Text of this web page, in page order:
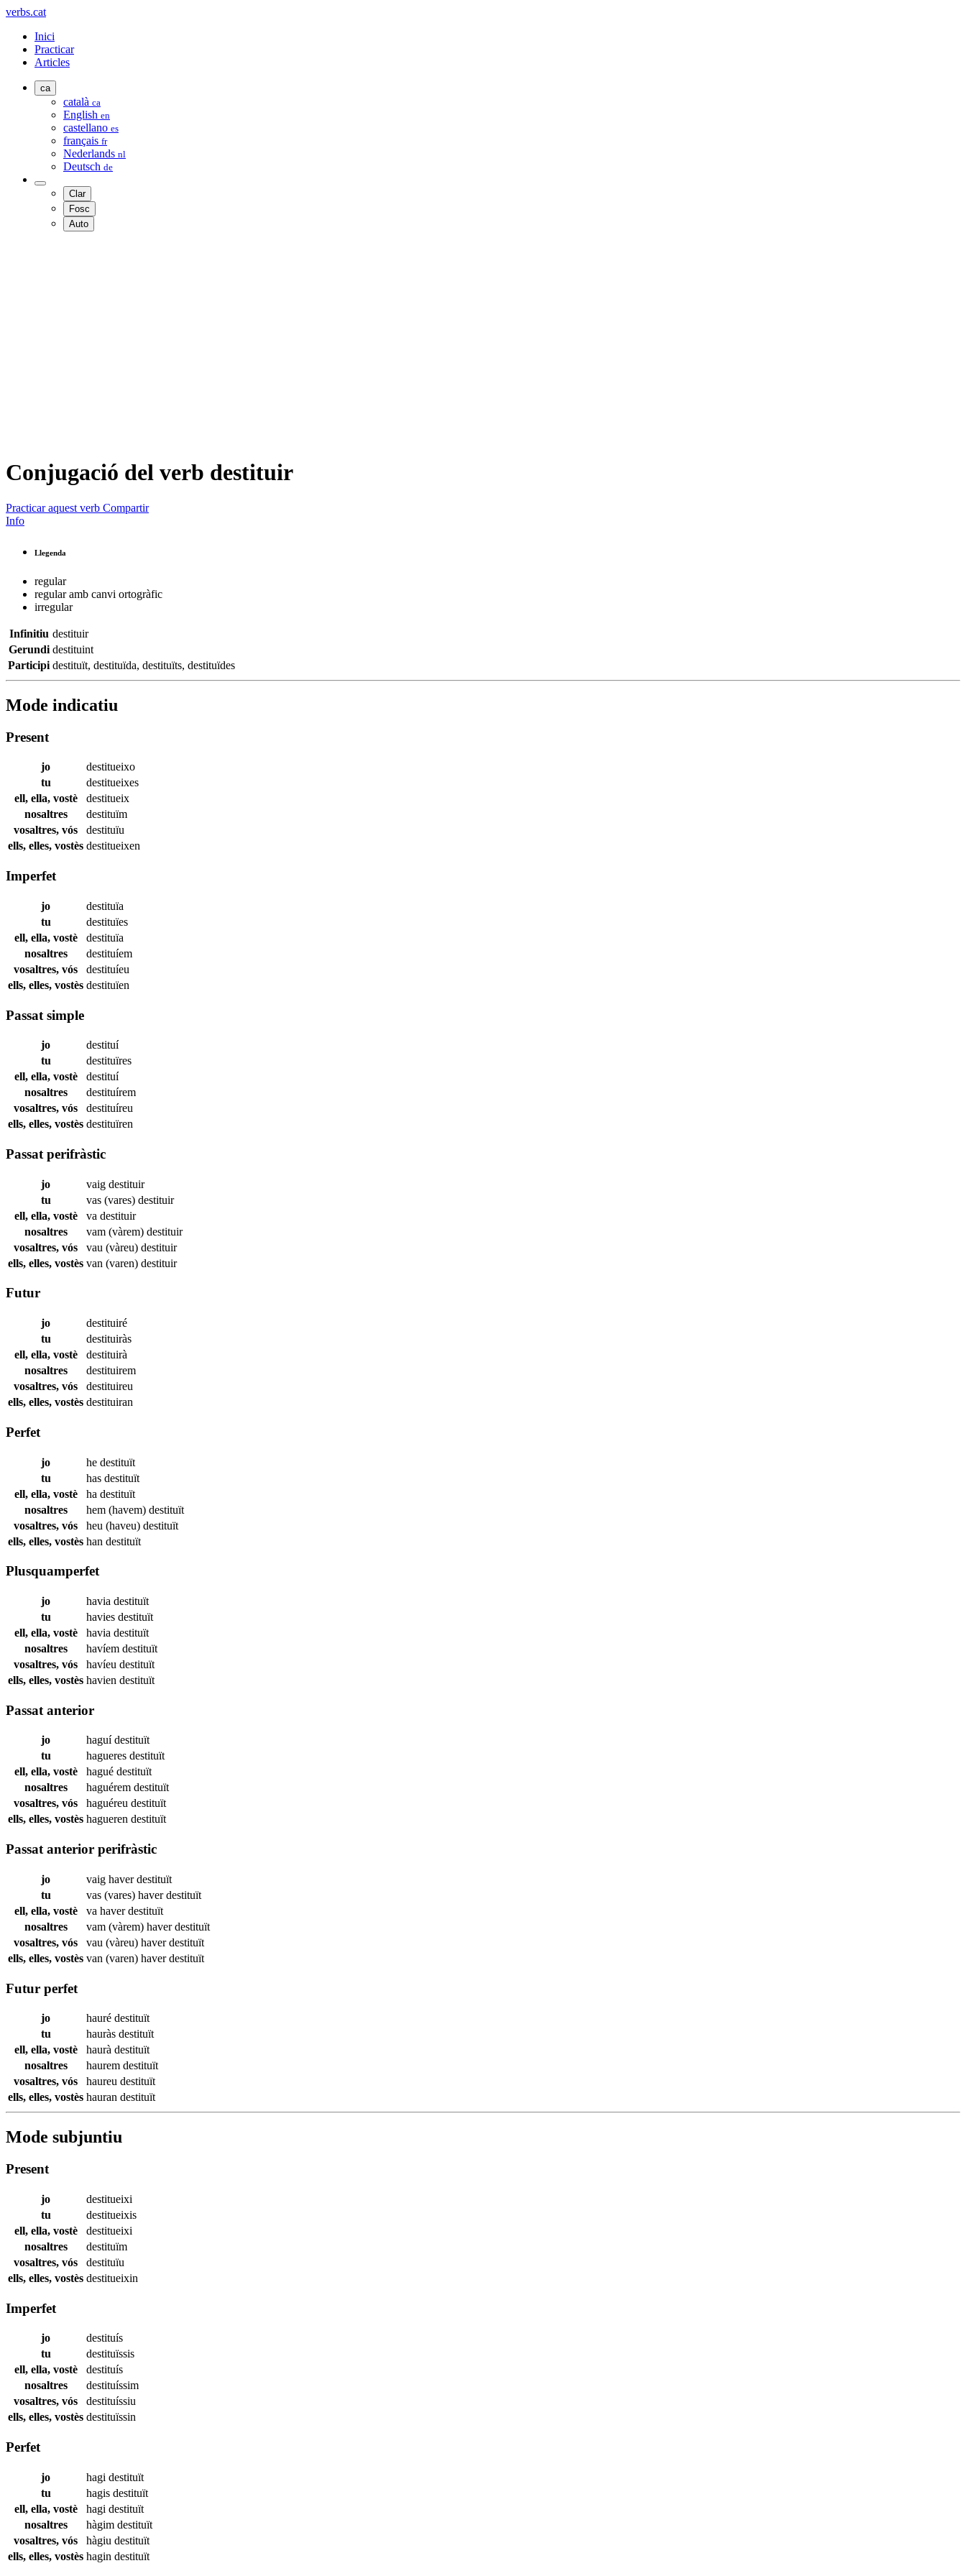
verbs.cat
Inici
Practicar
Articles
ca
català ca
English en
castellano es
français fr
Nederlands nl
Deutsch de
Clar
Fosc
Auto
Conjugació del verb destituir
Practicar aquest verb Compartir
Info
Llegenda
regular
regular amb canvi ortogràfic
irregular
Infinitiu destituir
Gerundi destituint
Participi destituït, destituïda, destituïts, destituïdes
Mode indicatiu
Present
jo
destitueixo
tu
destitueixes
ell, ella, vostè
destitueix
nosaltres
destituïm
vosaltres, vós
destituïu
ells, elles, vostès destitueixen
Imperfet
jo
destituïa
tu
destituïes
ell, ella, vostè
destituïa
nosaltres
destituíem
vosaltres, vós
destituíeu
ells, elles, vostès destituïen
Passat simple
jo
destituí
tu
destituïres
ell, ella, vostè
destituí
nosaltres
destituírem
vosaltres, vós
destituíreu
ells, elles, vostès destituïren
Passat perifràstic
jo vaig destituir
tu
vas (vares) destituir
ell, ella, vostè
va destituir
nosaltres
vam (vàrem) destituir
vosaltres, vós
vau (vàreu) destituir
ells, elles, vostès van (varen) destituir
Futur
jo
destituiré
tu
destituiràs
ell, ella, vostè
destituirà
nosaltres
destituirem
vosaltres, vós
destituireu
ells, elles, vostès destituiran
Perfet
jo he destituït
tu
has destituït
ell, ella, vostè
ha destituït
nosaltres
hem (havem) destituït
vosaltres, vós
heu (haveu) destituït
ells, elles, vostès han destituït
Plusquamperfet
jo havia destituït
tu
havies destituït
ell, ella, vostè
havia destituït
nosaltres
havíem destituït
vosaltres, vós
havíeu destituït
ells, elles, vostès havien destituït
Passat anterior
jo haguídestituït
tu
hagueres destituït
ell, ella, vostè
hagué destituït
nosaltres
haguérem destituït
vosaltres, vós
haguéreu destituït
ells, elles, vostès hagueren destituït
Passat anterior perifràstic
jo vaig haverdestituït
tu
vas (vares) haverdestituït
ell, ella, vostè
va haverdestituït
nosaltres
vam (vàrem) haverdestituït
vosaltres, vós
vau (vàreu) haverdestituït
ells, elles, vostès van (varen) haverdestituït
Futur perfet
jo hauré destituït
tu
hauràs destituït
ell, ella, vostè
haurà destituït
nosaltres
haurem destituït
vosaltres, vós
haureu destituït
ells, elles, vostès hauran destituït
Mode subjuntiu
Present
jo
destitueixi
tu
destitueixis
ell, ella, vostè
destitueixi
nosaltres
destituïm
vosaltres, vós
destituïu
ells, elles, vostès destitueixin
Imperfet
jo
destituís
tu
destituïssis
ell, ella, vostè
destituís
nosaltres
destituíssim
vosaltres, vós
destituíssiu
ells, elles, vostès destituïssin
Perfet
jo hagi destituït
tu
hagis destituït
ell, ella, vostè
hagi destituït
nosaltres
hàgim destituït
vosaltres, vós
hàgiu destituït
ells, elles, vostès hagin destituït